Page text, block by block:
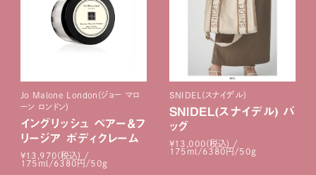
Jo Malone London(ジョー マロ
ーン ロンドン)
イングリッシュ ペアー＆フ
リージア ボディクレーム
¥13,970(税込) /
175ml/6380円/50g
SNIDEL(スナイデル)
SNIDEL(スナイデル) バ
ッグ
¥13,000(税込) /
175ml/6380円/50g